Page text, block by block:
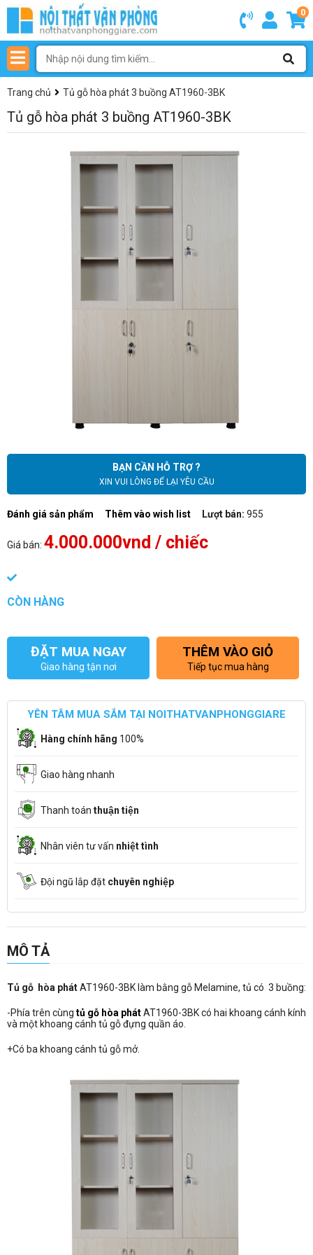
0
Trang chủ Tủ gỗ hòa phát 3 buồng AT1960-3BK
Tủ gỗ hòa phát 3 buồng AT1960-3BK
BẠN CẦN HỖ TRỢ ?
XIN VUI LÒNG ĐỂ LẠI YÊU CẦU
Đánh giá sản phẩm Thêm vào wish list Lượt bán: 955
Giá bán: 4.000.000vnd / chiếc
CÒN HÀNG
ĐẶT MUA NGAY
Giao hàng tận nơi
THÊM VÀO GIỎ
Tiếp tục mua hàng
YÊN TÂM MUA SẮM TẠI NOITHATVANPHONGGIARE
Hàng chính hãng 100%
Giao hàng nhanh
Thanh toán thuận tiện
Nhân viên tư vấn nhiệt tình
Đội ngũ lắp đặt chuyên nghiệp
MÔ TẢ
Tủ gỗ hòa phátAT1960-3BK làm bằng gỗ Melamine, tủ có 3 buồng:
-Phía trên cùng tủ gỗ hòa phátAT1960-3BK có hai khoang cánh kính
và một khoang cánh tủ gỗ đựng quần áo.
+Có ba khoang cánh tủ gỗ mở.